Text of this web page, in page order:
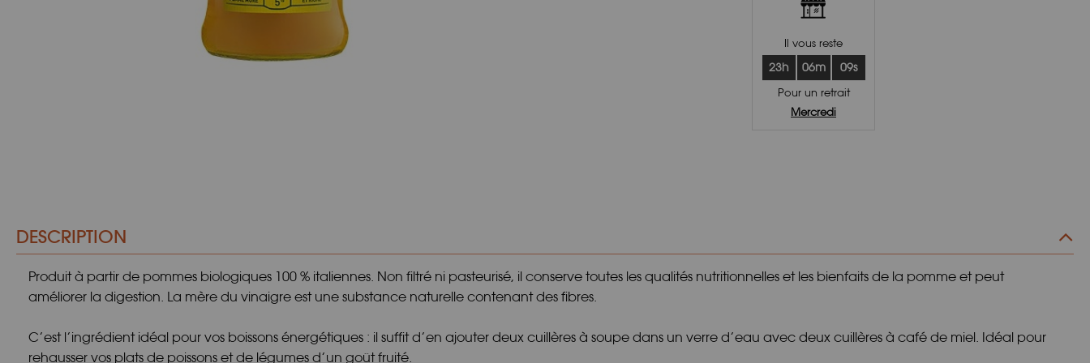
Il vous reste
23h 06m 08s
Pour un retrait
Mercredi
DESCRIPTION
Produit à partir de pommes biologiques 100 % italiennes. Non filtré ni pasteurisé, il conserve toutes les qualités nutritionnelles et les bienfaits de la pomme et peut
améliorer la digestion. La mère du vinaigre est une substance naturelle contenant des fibres.
C’est l’ingrédient idéal pour vos boissons énergétiques : il suffit d’en ajouter deux cuillères à soupe dans un verre d’eau avec deux cuillères à café de miel. Idéal pour
rehausser vos plats de poissons et de légumes d’un goût fruité.